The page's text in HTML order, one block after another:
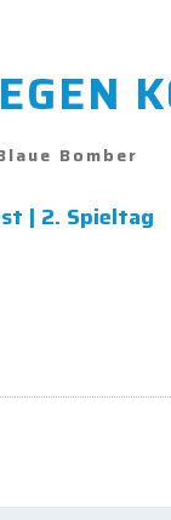
Bomber
| 2. Spieltag